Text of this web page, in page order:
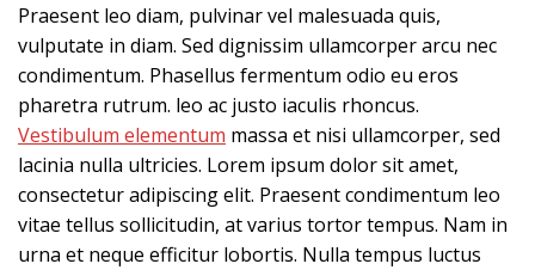
Praesent leo diam, pulvinar vel malesuada quis,
vulputate in diam. Sed dignissim ullamcorper arcu nec
condimentum. Phasellus fermentum odio eu eros
pharetra rutrum. leo ac justo iaculis rhoncus.
Vestibulum elementum massa et nisi ullamcorper, sed
lacinia nulla ultricies. Lorem ipsum dolor sit amet,
consectetur adipiscing elit. Praesent condimentum leo
vitae tellus sollicitudin, at varius tortor tempus. Nam in
urna et neque efficitur lobortis. Nulla tempus luctus